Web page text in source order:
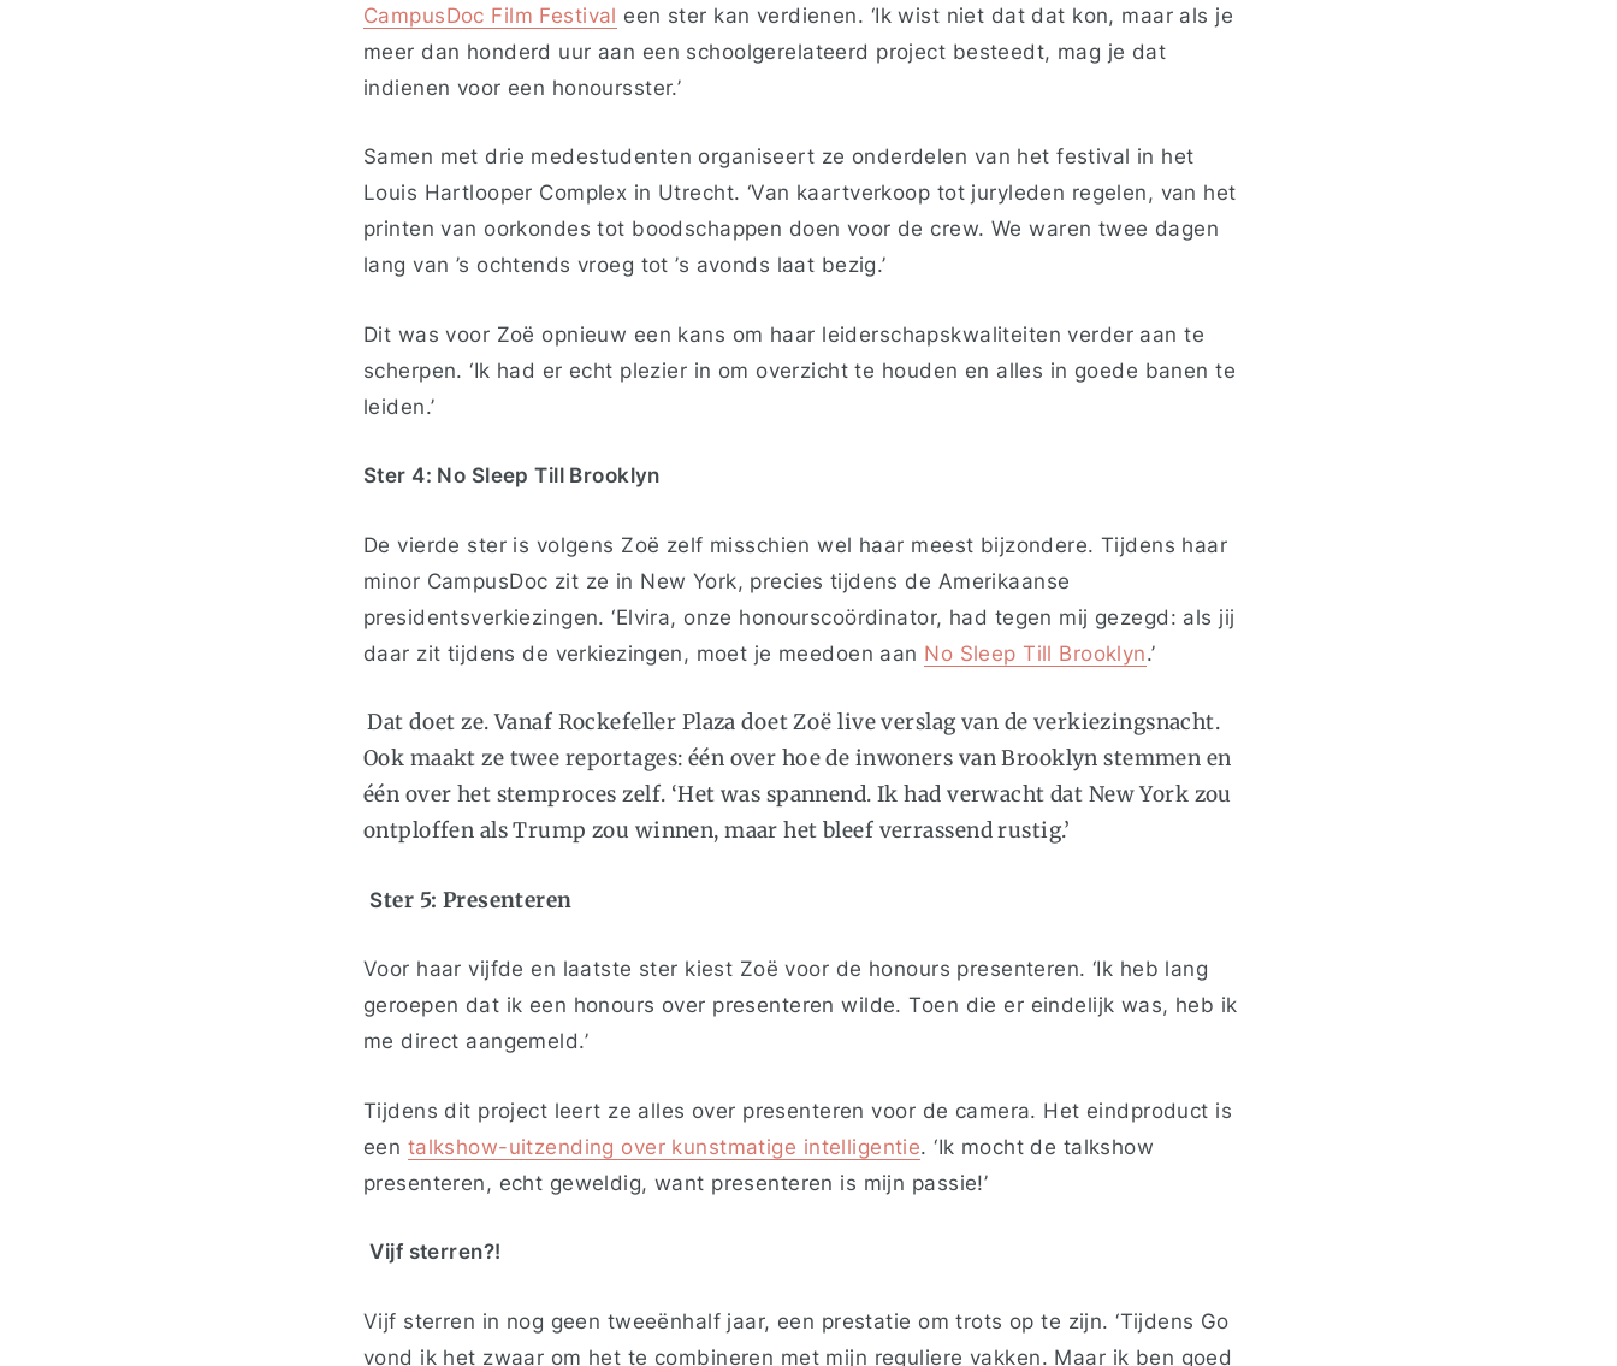
CampusDoc Film Festival een ster kan verdienen. ‘Ik wist niet dat dat kon, maar als je
meer dan honderd uur aan een schoolgerelateerd project besteedt, mag je dat
indienen voor een honoursster.’
Samen met drie medestudenten organiseert ze onderdelen van het festival in het
Louis Hartlooper Complex in Utrecht. ‘Van kaartverkoop tot juryleden regelen, van het
printen van oorkondes tot boodschappen doen voor de crew. We waren twee dagen
lang van ’s ochtends vroeg tot ’s avonds laat bezig.’
Dit was voor Zoë opnieuw een kans om haar leiderschapskwaliteiten verder aan te
scherpen. ‘Ik had er echt plezier in om overzicht te houden en alles in goede banen te
leiden.’
Ster 4: No Sleep Till Brooklyn
De vierde ster is volgens Zoë zelf misschien wel haar meest bijzondere. Tijdens haar
minor CampusDoc zit ze in New York, precies tijdens de Amerikaanse
presidentsverkiezingen. ‘Elvira, onze honourscoördinator, had tegen mij gezegd: als jij
daar zit tijdens de verkiezingen, moet je meedoen aan No Sleep Till Brooklyn.’
Dat doet ze. Vanaf Rockefeller Plaza doet Zoë live verslag van de verkiezingsnacht.
Ook maakt ze twee reportages: één over hoe de inwoners van Brooklyn stemmen en
één over het stemproces zelf. ‘Het was spannend. Ik had verwacht dat New York zou
ontploffen als Trump zou winnen, maar het bleef verrassend rustig.’
Ster 5: Presenteren
Voor haar vijfde en laatste ster kiest Zoë voor de honours presenteren. ‘Ik heb lang
geroepen dat ik een honours over presenteren wilde. Toen die er eindelijk was, heb ik
me direct aangemeld.’
Tijdens dit project leert ze alles over presenteren voor de camera. Het eindproduct is
een talkshow-uitzending over kunstmatige intelligentie. ‘Ik mocht de talkshow
presenteren, echt geweldig, want presenteren is mijn passie!’
Vijf sterren?!
Vijf sterren in nog geen tweeënhalf jaar, een prestatie om trots op te zijn. ‘Tijdens Go
vond ik het zwaar om het te combineren met mijn reguliere vakken. Maar ik ben goed